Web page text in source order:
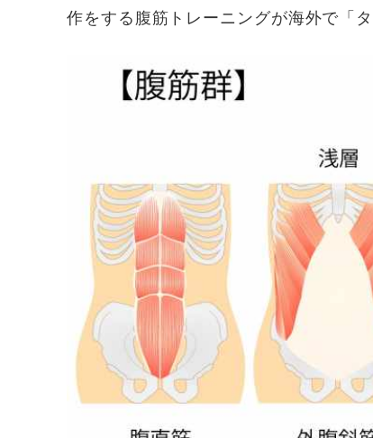
作をする腹筋トレーニングが海外で「